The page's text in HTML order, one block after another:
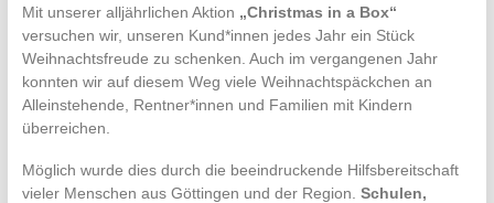
Mit unserer alljährlichen Aktion „Christmas in a Box“
versuchen wir, unseren Kund*innen jedes Jahr ein Stück
Weihnachtsfreude zu schenken. Auch im vergangenen Jahr
konnten wir auf diesem Weg viele Weihnachtspäckchen an
Alleinstehende, Rentner*innen und Familien mit Kindern
überreichen.
Möglich wurde dies durch die beeindruckende Hilfsbereitschaft
vieler Menschen aus Göttingen und der Region. Schulen,